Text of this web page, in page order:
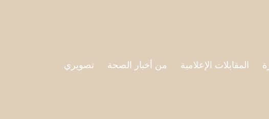
المقابلات الإعلامية من أخبار الصحة تصويري